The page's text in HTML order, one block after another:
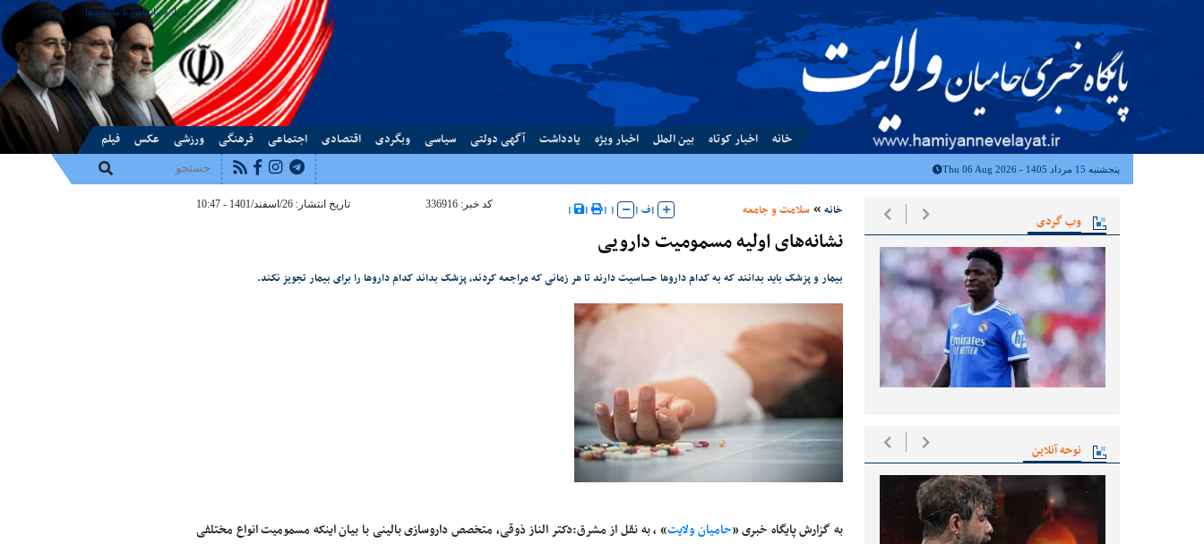
درباره ماتماس با ماپیوندها
خانه اخبار کوتاه بین الملل اخبار ویژه یادداشت آگهی دولتی سیاسی وبگردی اقتصادی اجتماعی فرهنگی ورزشی عکس فیلم
پنجشنبه 15 مرداد 1405 - Thu 06 Aug 2026
وب گردی
نوحه آنلاین
خانه سلامت و جامعه |ف|
|
|
|
| کد خبر: 336916 تاریخ انتشار: 26/اسفند/1401 - 10:47
نشانه‌های اولیه مسمومیت دارویی
بیمار و پزشک باید بدانند که به کدام داروها حساسیت دارند تا هر زمانی که مراجعه کردند، پزشک بداند کدام داروها را برای بیمار تجویز نکند.
به گزارش پایگاه خبری «حامیان ولایت» ، به نقل از مشرق:دکتر الناز ذوقی، متخصص داروسازی بالینی با بیان اینکه مسمومیت انواع مختلفی